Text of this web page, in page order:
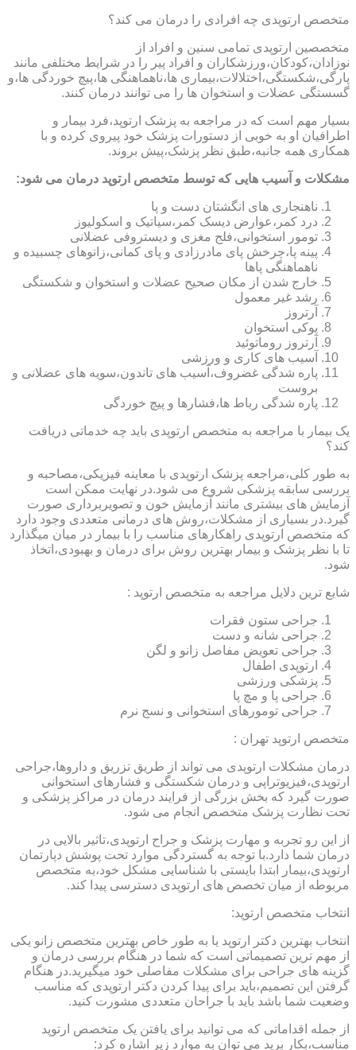
متخصص ارتوپدی چه افرادی را درمان می کند؟
متخصصین ارتوپدی تمامی سنین و افراد از
نوزادان،کودکان،ورزشکاران و افراد پیر را در شرایط مختلفی مانند
پارگی،شکستگی،اختلالات،بیماری ها،ناهماهنگی ها،پیچ خوردگی ها،و
گسستگی عضلات و استخوان ها را می توانند درمان کنند.
بسیار مهم است که در مراجعه به پزشک ارتوپد،فرد بیمار و
اطرافیان او به خوبی از دستورات پزشک خود پیروی کرده و با
همکاری همه جانبه،طبق نظر پزشک،پیش بروند.
مشکلات و آسیب هایی که توسط متخصص ارتوپد درمان می شود:
ناهنجاری های انگشتان دست و پا
درد کمر،عوارض دیسک کمر،سیاتیک و اسکولیوز
تومور استخوانی،فلج مغزی و دیستروفی عضلانی
پینه پا،چرخش پای مادرزادی و پای کمانی،زانوهای چسبیده و
ناهماهنگی پاها
خارج شدن از مکان صحیح عضلات و استخوان و شکستگی
رشد غیر معمول
آرتروز
پوکی استخوان
آرتروز روماتوئید
آسیب های کاری و ورزشی
پاره شدگی غضروف،آسیب های تاندون،سویه های عضلانی و
بروست
پاره شدگی رباط ها،فشارها و پیچ خوردگی
یک بیمار با مراجعه به متخصص ارتوپدی باید چه خدماتی دریافت
کند؟
به طور کلی،مراجعه پزشک ارتوپدی با معاینه فیزیکی،مصاحبه و
بررسی سابقه پزشکی شروع می شود.در نهایت ممکن است
آزمایش های بیشتری مانند آزمایش خون و تصویربرداری صورت
گیرد.در بسیاری از مشکلات،روش های درمانی متعددی وجود دارد
که متخصص ارتوپدی راهکارهای مناسب را با بیمار در میان میگذارد
تا با نظر پزشک و بیمار بهترین روش برای درمان و بهبودی،اتخاذ
شود.
شایع ترین دلایل مراجعه به متخصص ارتوپد :
جراحی ستون فقرات
جراحی شانه و دست
جراحی تعویض مفاصل زانو و لگن
ارتوپدی اطفال
پزشکی ورزشی
جراحی پا و مچ پا
جراحی تومورهای استخوانی و نسج نرم
متخصص ارتوپد تهران :
درمان مشکلات ارتوپدی می تواند از طریق تزریق و داروها،جراحی
ارتوپدی،فیزیوتراپی و درمان شکستگی و فشارهای استخوانی
صورت گیرد که بخش بزرگی از فرایند درمان در مراکز پزشکی و
تحت نظارت پزشک متخصص انجام می شود.
از این رو تجربه و مهارت پزشک و جراح ارتوپدی،تاثیر بالایی در
درمان شما دارد.با توجه به گستردگی موارد تحت پوشش دپارتمان
ارتوپدی،بیمار ابتدا بایستی با شناسایی مشکل خود،به متخصص
مربوطه از میان تخصص های ارتوپدی دسترسی پیدا کند.
انتخاب متخصص ارتوپد:
انتخاب بهترین دکتر ارتوپد یا به طور خاص بهترین متخصص زانو یکی
از مهم ترین تصمیماتی است که شما در هنگام بررسی درمان و
گزینه های جراحی برای مشکلات مفاصلی خود میگیرید.در هنگام
گرفتن این تصمیم،باید برای پیدا کردن دکتر ارتوپدی که مناسب
وضعیت شما باشد باید با جراحان متعددی مشورت کنید.
از جمله اقداماتی که می توانید برای یافتن یک متخصص ارتوپد
مناسب،بکار برید می توان به موارد زیر اشاره کرد: